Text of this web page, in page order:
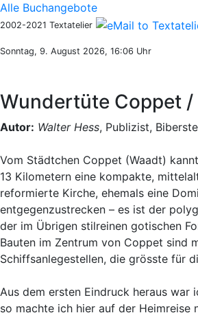
Alle Buchangebote
2002-2021 Textatelier
Sonntag, 9. August 2026, 16:06 Uhr
Wundertüte Coppet /
Autor: Walter Hess, Publizist,
Vom Städtchen Coppet (Waadt)
13 Kilometern eine kompakte,
reformierte Kirche, ehemals eine
entgegenzustrecken – es ist der
der im Übrigen stilreinen gotischen
Bauten im Zentrum von Coppet sind
Schiffsanlegestellen, die grösste für
Aus dem ersten Eindruck heraus war
so machte ich hier auf der Heimreise